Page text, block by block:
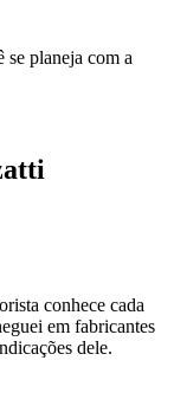
se planeja com a
conhece cada
em fabricantes
dele.